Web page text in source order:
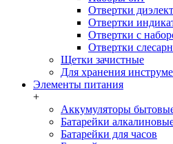
Отвертки
Отвертки
Отвертки с
Отвертки
Щетки зачистные
Для хранения
Элементы питания
+
Аккумуляторы
Батарейки
Батарейки для часов